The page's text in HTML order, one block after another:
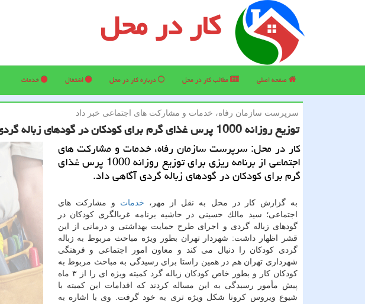
کار در محل
صفحه اصلی مطالب كار در محل درباره كار در محل اشتغال خدمات
سرپرست سازمان رفاه، خدمات و مشاركت های اجتماعی خبر داد
توزیع روزانه 1000 پرس غذای گرم برای كودكان در گودهای زباله گردی
كار در محل: سرپرست سازمان رفاه، خدمات و مشاركت های
اجتماعی از برنامه ریزی برای توزیع روزانه 1000 پرس غذای
گرم برای كودكان در گودهای زباله گردی آگاهی داد.
به گزارش كار در محل به نقل از مهر، خدمات و مشاركت های
اجتماعی؛ سید مالك حسینی در حاشیه برنامه غربالگری كودكان در
گودهای زباله گردی و اجرای طرح حمایت بهداشتی و درمانی از این
قشر اظهار داشت: شهردار تهران بطور ویژه مباحث مربوط به زباله
گردی كودكان را دنبال می كند و معاون امور اجتماعی و فرهنگی
شهرداری تهران هم در همین راستا برای رسیدگی به مباحث مربوط به
كودكان كار و بطور خاص كودكان زباله گرد كمیته ویژه ای را از ۳ ماه
پیش مأمور رسیدگی به این مساله كردند كه اقدامات این كمیته با
شیوع ویروس كرونا شكل ویژه تری به خود گرفت. وی با اشاره به